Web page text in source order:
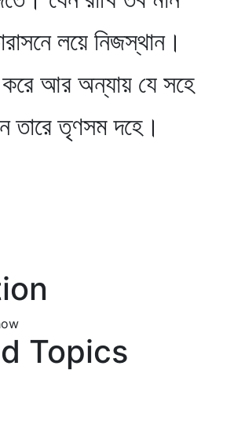
লয়ে নিজস্থান।
আর অন্যায় যে সহে
তারে তৃণসম দহে।
Topics